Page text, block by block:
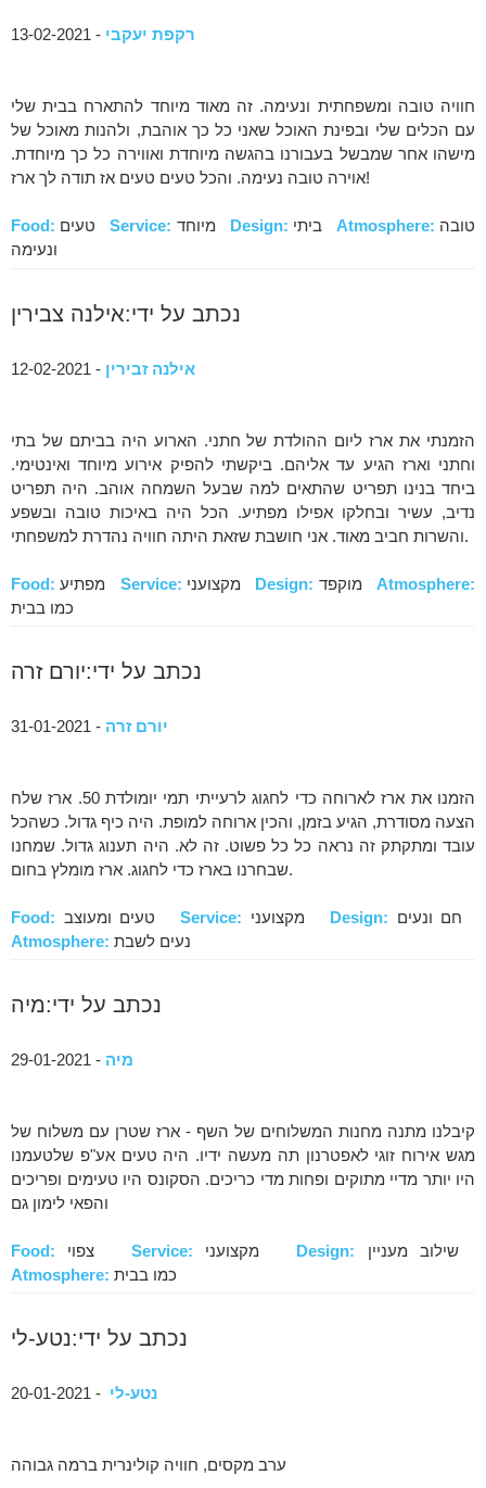
רקפת יעקבי - 13-02-2021
חוויה טובה ומשפחתית ונעימה. זה מאוד מיוחד להתארח בבית שלי
עם הכלים שלי ובפינת האוכל שאני כל כך אוהבת, ולהנות מאוכל של
מישהו אחר שמבשל בעבורנו בהגשה מיוחדת ואווירה כל כך מיוחדת.
אוירה טובה נעימה. והכל טעים טעים אז תודה לך ארז!
Food: טעיםService: Design: ביתי Atmosphere:
ונעימה
נכתב על ידי:אילנה צבירין
אילנה זבירין - 12-02-2021
הזמנתי את ארז ליום ההולדת של חתני. הארוע היה בביתם של בתי
וחתני וארז הגיע עד אליהם. ביקשתי להפיק אירוע מיוחד ואינטימי.
ביחד בנינו תפריט שהתאים למה שבעל השמחה אוהב. היה תפריט
נדיב, עשיר ובחלקו אפילו מפתיע. הכל היה באיכות טובה ובשפע
והשרות חביב מאוד. אני חושבת שזאת היתה חוויה נהדרת למשפחתי.
Food: Service: Design:
Atmosphere:
כמו בבית
נכתב על ידי:יורם זרה
יורם זרה - 31-01-2021
הזמנו את ארז לארוחה כדי לחגוג לרעייתי תמי יומולדת 50. ארז שלח
הצעה מסודרת, הגיע בזמן, והכין ארוחה למופת. היה כיף גדול. כשהכל
עובד ומתקתק זה נראה כל כל פשוט. זה לא. היה תענוג גדול. שמחנו
שבחרנו בארז כדי לחגוג. ארז מומלץ בחום.
Food: טעים ומעוצבService: Design:
Atmosphere: נעים לשבת
נכתב על ידי:מיה
מיה - 29-01-2021
קיבלנו מתנה מחנות המשלוחים של השף - ארז שטרן עם משלוח של
מגש אירוח זוגי לאפטרנון תה מעשה ידיו. היה טעים אע"פ שלטעמנו
היו יותר מדיי מתוקים ופחות מדי כריכים. הסקונס היו טעימים ופריכים
והפאי לימון גם
Food: צפויService: Design:
שילוב מעניין
Atmosphere: כמו בבית
נכתב על ידי:נטע-לי
נטע-לי - 20-01-2021
ערב מקסים, חוויה קולינרית ברמה גבוהה